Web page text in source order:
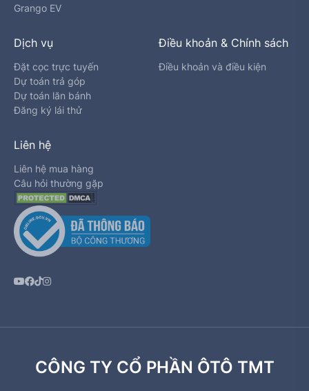
Grango EV
Dịch vụ
Đặt cọc trực tuyến
Dự toán trả góp
Dự toán lăn bánh
Đăng ký lái thử
Điều khoản & Chính sách
Điều khoản và điều kiện
Liên hệ
Liên hệ mua hàng
Câu hỏi thường gặp
CÔNG TY CỔ PHẦN ÔTÔ TMT